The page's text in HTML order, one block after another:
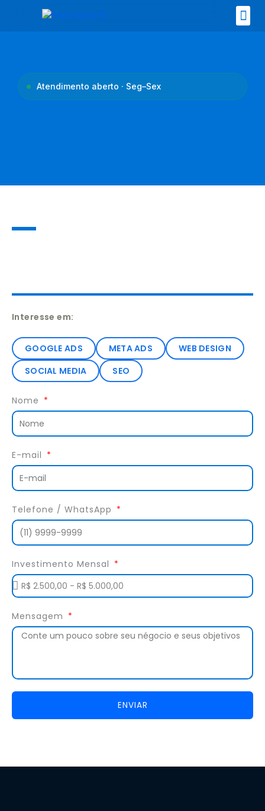
Atendimento aberto · Seg–Sex
Interesse em:
GOOGLE ADS META ADS
WEB DESIGN
SOCIAL MEDIA
SEO
Nome
E-mail
Telefone / WhatsApp
Investimento Mensal
Mensagem
ENVIAR